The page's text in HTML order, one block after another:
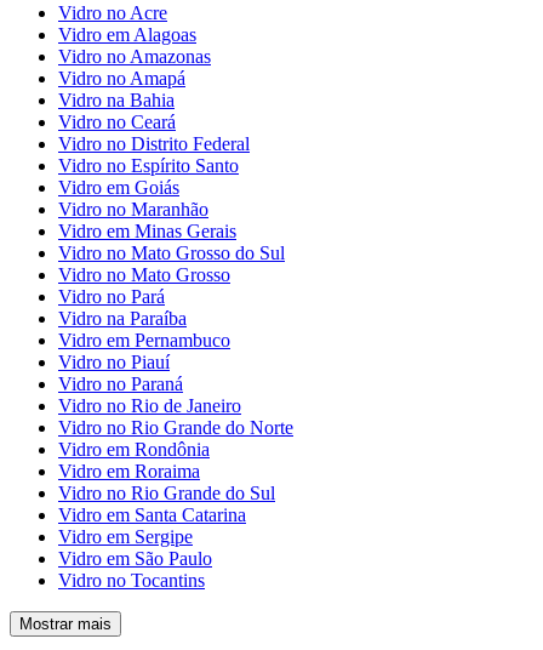
Vidro no Acre
Vidro em Alagoas
Vidro no Amazonas
Vidro no Amapá
Vidro na Bahia
Vidro no Ceará
Vidro no Distrito Federal
Vidro no Espírito Santo
Vidro em Goiás
Vidro no Maranhão
Vidro em Minas Gerais
Vidro no Mato Grosso do Sul
Vidro no Mato Grosso
Vidro no Pará
Vidro na Paraíba
Vidro em Pernambuco
Vidro no Piauí
Vidro no Paraná
Vidro no Rio de Janeiro
Vidro no Rio Grande do Norte
Vidro em Rondônia
Vidro em Roraima
Vidro no Rio Grande do Sul
Vidro em Santa Catarina
Vidro em Sergipe
Vidro em São Paulo
Vidro no Tocantins
Mostrar mais